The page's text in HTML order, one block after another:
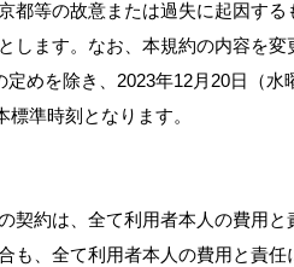
都等の故意または過失に起因する
します。なお、本規約の内容を変
めを除き、2023年12月20日（水
準時刻となります。
契約は、全て利用者本人の費用と
も、全て利用者本人の費用と責任